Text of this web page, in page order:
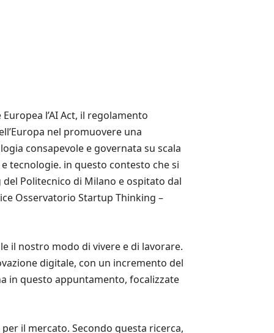
l’AI Act, il regolamento
nel promuovere una
consapevole e governata su scala
tecnologie. in questo contesto che si
Politecnico di Milano e ospitato dal
Osservatorio Startup Thinking –
il nostro modo di vivere e di lavorare.
digitale, con un incremento del
in questo appuntamento, focalizzate
il mercato. Secondo questa ricerca,